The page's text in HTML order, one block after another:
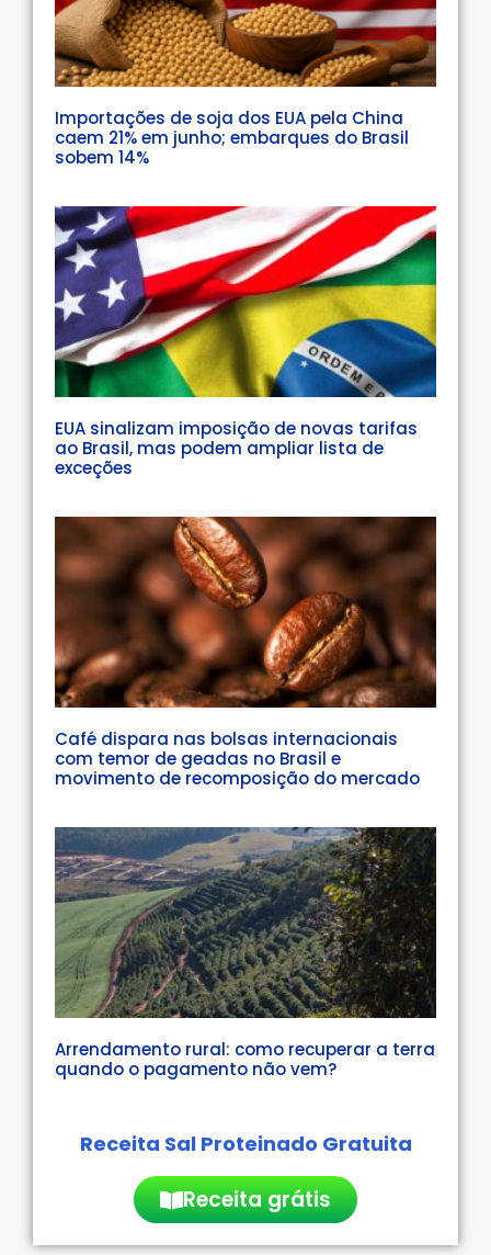
Importações de soja dos EUA pela China
caem 21% em junho; embarques do Brasil
sobem 14%
EUA sinalizam imposição de novas tarifas
ao Brasil, mas podem ampliar lista de
exceções
Café dispara nas bolsas internacionais
com temor de geadas no Brasil e
movimento de recomposição do mercado
Arrendamento rural: como recuperar a terra
quando o pagamento não vem?
Receita Sal Proteinado Gratuita
Receita grátis